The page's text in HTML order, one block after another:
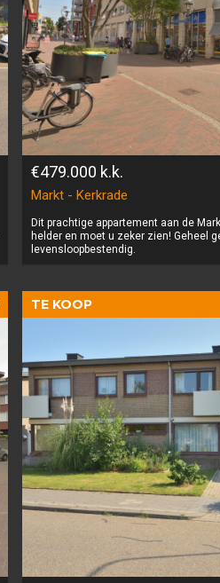
€479.000 k.k.
Markt - Kerkrade
Dit prachtige appartement aan de
helder en moet u zeker zien! Geheel
levensloopbestendig.
TE KOOP